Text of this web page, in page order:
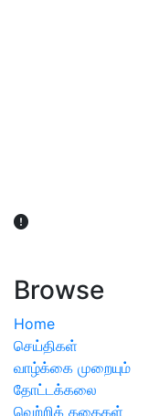
Browse
Home
செய்திகள்
வாழ்க்கை முறையும்
தோட்டக்கலை
வெற்றிக் கதைகள்